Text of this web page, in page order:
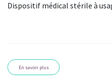
Dispositif médical stérile à
En savoir plus